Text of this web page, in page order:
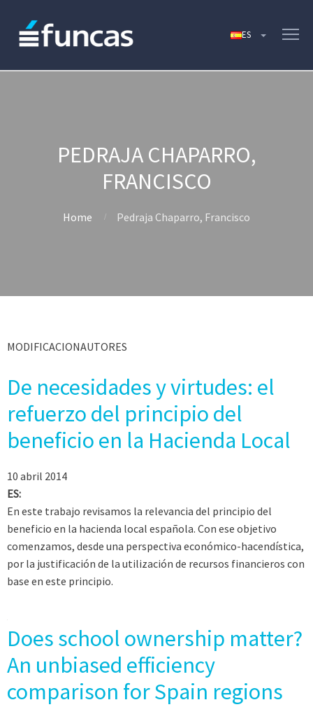
PEDRAJA CHAPARRO,
FRANCISCO
Home Pedraja Chaparro, Francisco
MODIFICACIONAUTORES
De necesidades y virtudes: el
refuerzo del principio del
beneficio en la Hacienda Local
10 abril 2014
ES:
En este trabajo revisamos la relevancia del principio del
beneficio en la hacienda local española. Con ese objetivo
comenzamos, desde una perspectiva económico-hacendística,
por la justificación de la utilización de recursos financieros con
base en este principio.
Does school ownership matter?
An unbiased efficiency
comparison for Spain regions